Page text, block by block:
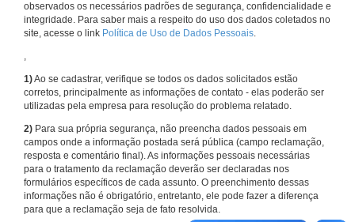
observados os necessários padrões de segurança, confidencialidade e
integridade. Para saber mais a respeito do uso dos dados coletados no
site, acesse o link Política de Uso de Dados Pessoais.
,
1)Ao se cadastrar, verifique se todos os dados solicitados estão
corretos, principalmente as informações de contato - elas poderão ser
utilizadas pela empresa para resolução do problema relatado.
2) Para sua própria segurança, não preencha dados pessoais em
campos onde a informação postada será pública (campo reclamação,
resposta e comentário final). As informações pessoais necessárias
para o tratamento da reclamação deverão ser declaradas nos
formulários específicos de cada assunto. O preenchimento dessas
informações não é obrigatório, entretanto, ele pode fazer a diferença
para que a reclamação seja de fato resolvida.